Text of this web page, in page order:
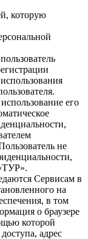
которую
его
не
Сервисам в
на
в том
о браузере
которой
адрес